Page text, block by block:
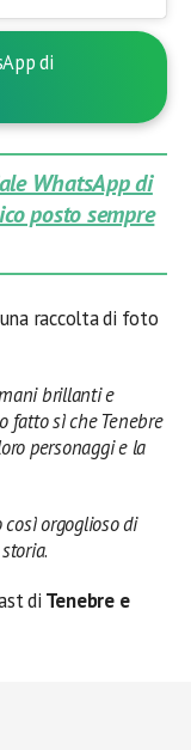
di
WhatsApp di
posto sempre
raccolta di foto
brillanti e
fatto sì che Tenebre
personaggi e la
orgoglioso di
.
di Tenebre e